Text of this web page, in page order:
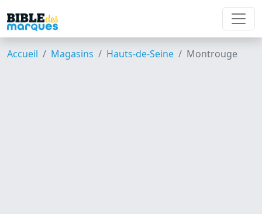
Accueil Magasins Hauts-de-Seine Montrouge